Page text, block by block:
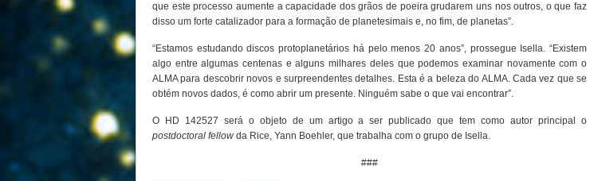
que este processo aumente a capacidade dos grãos de poeira grudarem uns nos outros, o que faz
disso um forte catalizador para a formação de planetesimais e, no fim, de planetas”.
“Estamos estudando discos protoplanetários há pelo menos 20 anos”, prossegue Isella. “Existem
algo entre algumas centenas e alguns milhares deles que podemos examinar novamente com o
ALMA para descobrir novos e surpreendentes detalhes. Esta é a beleza do ALMA. Cada vez que se
obtém novos dados, é como abrir um presente. Ninguém sabe o que vai encontrar”.
O HD 142527 será o objeto de um artigo a ser publicado que tem como autor principal o
postdoctoral fellow da Rice, Yann Boehler, que trabalha com o grupo de Isella.
###